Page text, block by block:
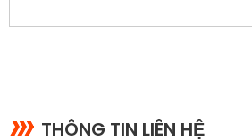
THÔNG TIN LIÊN HỆ